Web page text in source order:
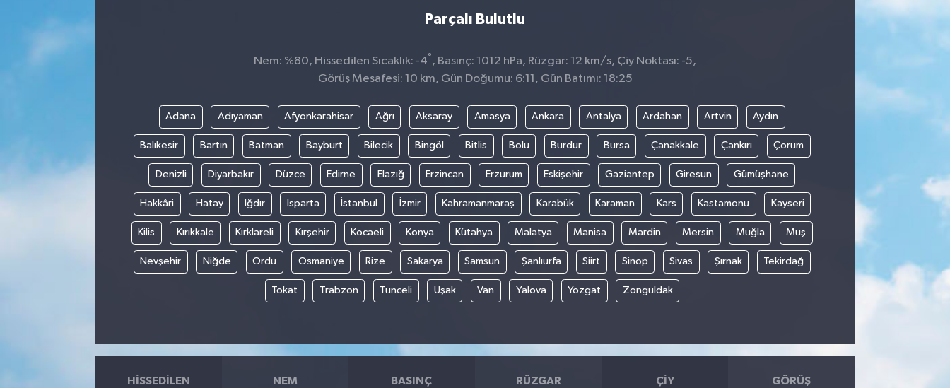
Parçalı Bulutlu
Nem: %80, Hissedilen Sıcaklık: -4° , Basınç: 1012 hPa, Rüzgar: 12 km/s, Çiy Noktası: -5,
Görüş Mesafesi: 10 km, Gün Doğumu: 6:11, Gün Batımı: 18:25
Adana Adıyaman Afyonkarahisar Ağrı Aksaray Amasya Ankara Antalya Ardahan Artvin Aydın
Balıkesir Bartın Batman Bayburt Bilecik Bingöl Bitlis Bolu Burdur Bursa Çanakkale Çankırı Çorum
Denizli Diyarbakır Düzce Edirne Elazığ Erzincan Erzurum Eskişehir Gaziantep Giresun Gümüşhane
Hakkâri Hatay Iğdır Isparta İstanbul İzmir Kahramanmaraş Karabük Karaman Kars Kastamonu Kayseri
Kilis Kırıkkale Kırklareli Kırşehir Kocaeli Konya Kütahya Malatya Manisa Mardin Mersin Muğla Muş
Nevşehir Niğde Ordu Osmaniye Rize Sakarya Samsun Şanlıurfa Siirt Sinop Sivas Şırnak Tekirdağ
Tokat Trabzon Tunceli Uşak Van Yalova Yozgat Zonguldak
HISSEDILEN NEM BASINÇ RÜZGAR ÇIY GÖRÜŞ